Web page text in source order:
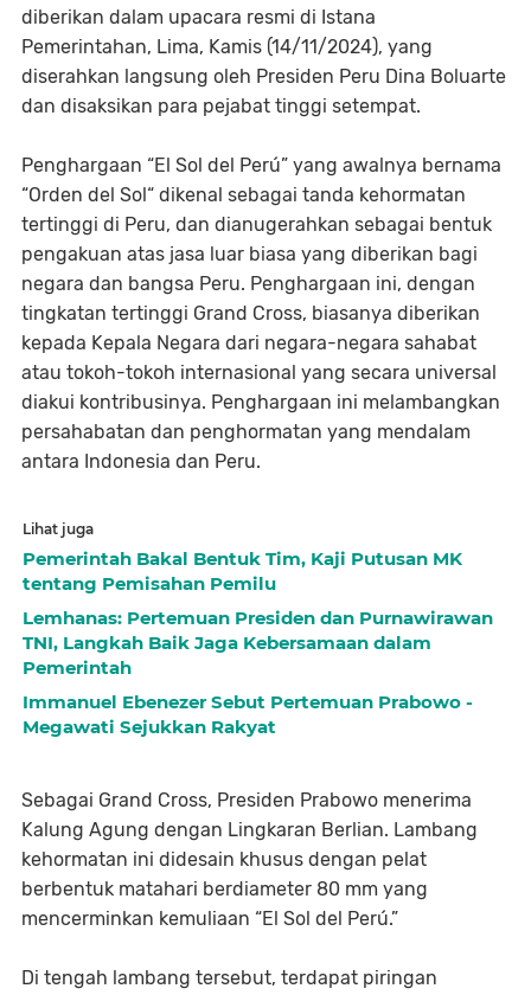
diberikan dalam upacara resmi di Istana
Pemerintahan, Lima, Kamis (14/11/2024), yang
diserahkan langsung oleh Presiden Peru Dina Boluarte
dan disaksikan para pejabat tinggi setempat.
Penghargaan “El Sol del Perú” yang awalnya bernama
“Orden del Sol“ dikenal sebagai tanda kehormatan
tertinggi di Peru, dan dianugerahkan sebagai bentuk
pengakuan atas jasa luar biasa yang diberikan bagi
negara dan bangsa Peru. Penghargaan ini, dengan
tingkatan tertinggi Grand Cross, biasanya diberikan
kepada Kepala Negara dari negara-negara sahabat
atau tokoh-tokoh internasional yang secara universal
diakui kontribusinya. Penghargaan ini melambangkan
persahabatan dan penghormatan yang mendalam
antara Indonesia dan Peru.
Lihat juga
Pemerintah Bakal Bentuk Tim, Kaji Putusan MK
tentang Pemisahan Pemilu
Lemhanas: Pertemuan Presiden dan Purnawirawan
TNI, Langkah Baik Jaga Kebersamaan dalam
Pemerintah
Immanuel Ebenezer Sebut Pertemuan Prabowo -
Megawati Sejukkan Rakyat
Sebagai Grand Cross, Presiden Prabowo menerima
Kalung Agung dengan Lingkaran Berlian. Lambang
kehormatan ini didesain khusus dengan pelat
berbentuk matahari berdiameter 80 mm yang
mencerminkan kemuliaan “El Sol del Perú.”
Di tengah lambang tersebut, terdapat piringan